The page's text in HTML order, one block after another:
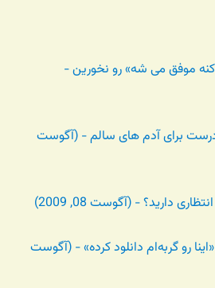
موفق می شه» رو نخورین -
برای آدم های سالم - (آگوست
دارید؟ - (آگوست 08, 2009)
۴۸ ساله: «اینا رو گربه‌ام دانلود کرده» - (آگوست